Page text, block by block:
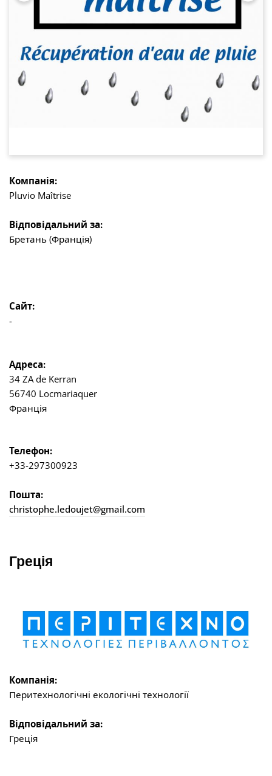
Компанія:
Pluvio Maîtrise
Відповідальний за:
Бретань (Франція)
Сайт:
-
Адреса:
34 ZA de Kerran
56740 Locmariaquer
Франція
Телефон:
+33-297300923
Пошта:
christophe.ledoujet@gmail.com
Греція
Компанія:
Перитехнологічні екологічні технології
Відповідальний за:
Греція